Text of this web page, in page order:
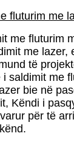
fluturim me
me fluturim
me lazer,
të
i saldimit me
bie në
Këndi i
për të